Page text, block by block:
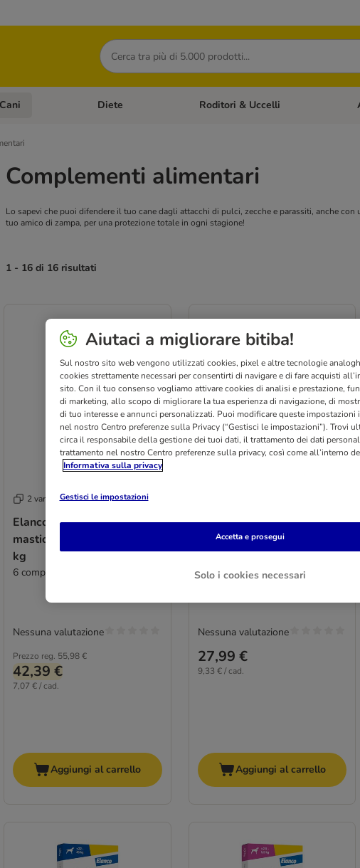
Cerca
Menù Categoria: Gatti
Cani Apri Menù Categoria: Cani
Diete Apri Menù Categoria: Diete
Roditori & Uccelli
Complementi alimentari
Lo sapevi che puoi difendere il tuo cane dagli attacchi di pulci, zecche e parassiti, anche con
tuo amico di zampa, per una protezione totale in ogni stagione!
1 - 16 di 16 risultati
2 varianti
Elanco AdTab compresse
masticabili per cani 11-22
kg
6 compresse (450 mg)
Prezzo reg. 55,98 €
42,39 €
7,07 € / cad.
Nessuna valutazione
Aggiungi al carrello
Elanco AdTab compresse
masticabili per cani 11-22
kg
3 compresse (450 mg)
27,99 €
9,33 € / cad.
Nessuna valutazione
Aggiungi al carrello
Aiutaci a migliorare bitiba!
Sul nostro sito web vengono utilizzati cookies, pixel e altre tecnologie
cookies strettamente necessari per consentirti di navigare e di fare acquisti
sito. Con il tuo consenso vogliamo attivare cookies di analisi e prestazione,
di marketing, allo scopo di migliorare la tua esperienza di navigazione, di
di tuo interesse e annunci personalizzati. Puoi modificare queste impostazioni
nel nostro Centro preferenze sulla Privacy (“Gestisci le impostazioni”). Trovi
circa il responsabile della gestione dei tuoi dati, il trattamento dei dati
trattamento nel nostro Centro preferenze sulla privacy, così come all’interno
Informativa sulla privacy
Gestisci le impostazioni
Solo i cookies necessari
Accetta e prosegui